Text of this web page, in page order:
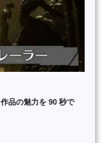
品の魅力を 90 秒で